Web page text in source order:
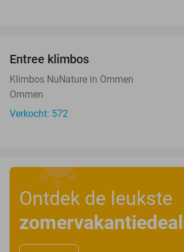
Entree klimbos
Klimbos NuNature in Ommen
Ommen
Verkocht: 572
Ontdek de leukste